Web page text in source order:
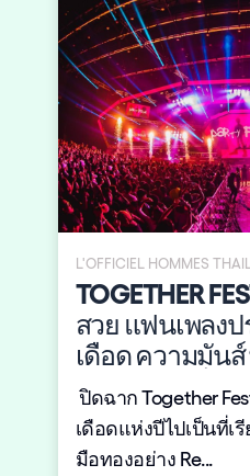
L'OFFICIEL HOMMES
TOGETHER
สวย แฟนเพลง
เดือด ความมันส์
เตจใหม่คือที่สุด
ปิดฉาก Together
เดือดแห่งปีไปเป็นที่เ
มือทองอย่าง Re...